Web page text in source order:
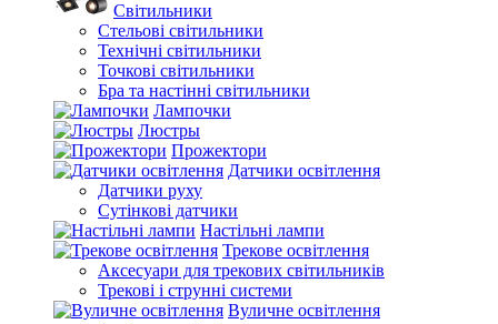
Світильники
Стельові світильники
Технічні світильники
Точкові світильники
Бра та настінні світильники
Лампочки
Люстры
Прожектори
Датчики освітлення
Датчики руху
Сутінкові датчики
Настільні лампи
Трекове освітлення
Аксесуари для трекових світильників
Трекові і струнні системи
Вуличне освітлення